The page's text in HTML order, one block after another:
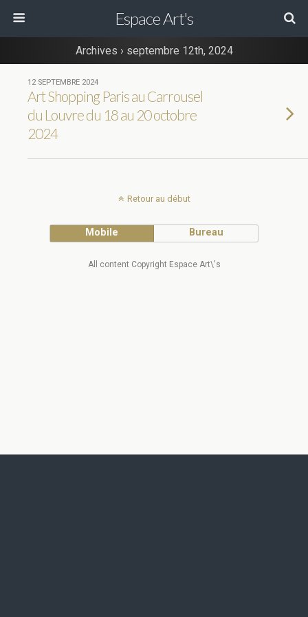
Espace Art's
Archives › septembre 12th, 2024
12 SEPTEMBRE 2024
Art Shopping Paris au Carrousel
du Louvre du 18 au 20 octobre
2024
Retour au début
Mobile Bureau
All content Copyright Espace Art\'s